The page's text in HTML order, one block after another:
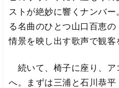
ストが絶妙に響くナンバ
る名曲のひとつ山口百恵の
情景を映し出す歌声で観客
続いて、椅子に座り、ア
へ。まずは三浦と石川恭